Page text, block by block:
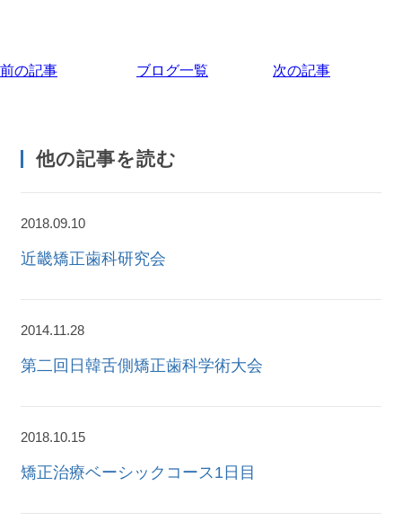
前の記事 ブログ一覧 次の記事
他の記事を読む
2018.09.10
近畿矯正歯科研究会
2014.11.28
第二回日韓舌側矯正歯科学術大会
2018.10.15
矯正治療ベーシックコース1日目